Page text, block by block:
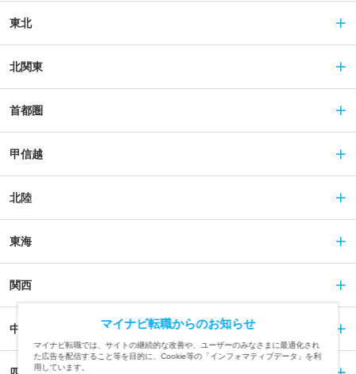
東北
北関東
首都圏
甲信越
北陸
東海
関西
中国 マイナビ転職からのお知らせ
マイナビ転職では、サイトの継続的な改善や、ユーザーのみなさまに最適化され
た広告を配信すること等を目的に、Cookie等の「インフォマティブデータ」を利
用しています。